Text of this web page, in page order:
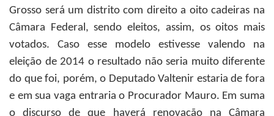
Grosso será um distrito com direito a oito cadeiras na
Câmara Federal, sendo eleitos, assim, os oitos mais
votados. Caso esse modelo estivesse valendo na
eleição de 2014 o resultado não seria muito diferente
do que foi, porém, o Deputado Valtenir estaria de fora
e em sua vaga entraria o Procurador Mauro. Em suma
o discurso de que haverá renovação na Câmara